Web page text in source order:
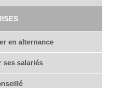
en alternance
ses salariés